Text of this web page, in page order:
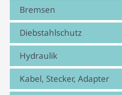
Bremsen
Diebstahlschutz
Hydraulik
Kabel, Stecker, Adapter